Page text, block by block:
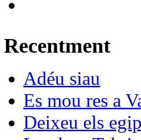
Recentment
Adéu siau
Es mou res a
Deixeu els